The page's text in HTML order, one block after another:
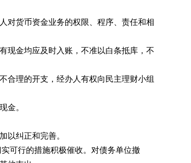
货币资金业务的权限、程序、责任和相
金均应及时入账，不准以白条抵库，不
理的开支，经办人有权向民主理财小组
金。
纠正和完善。
可行的措施积极催收。对债务单位撤